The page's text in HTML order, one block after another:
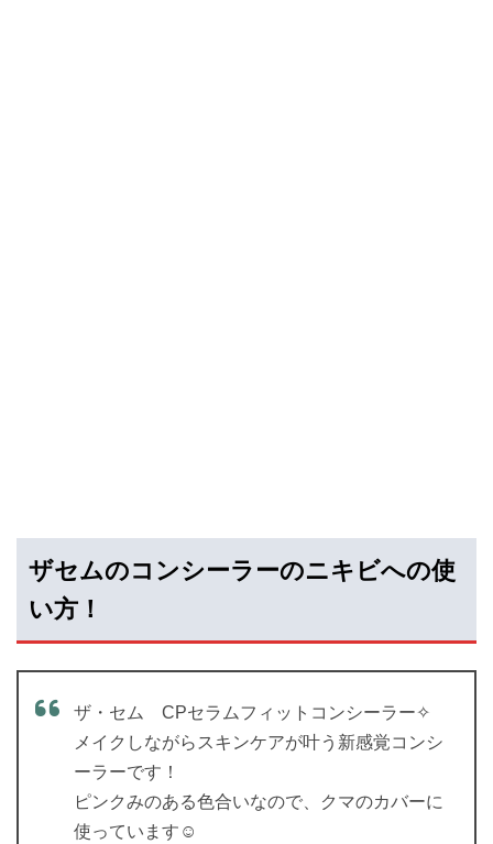
ザセムのコンシーラーのニキビへの使
い方！
ザ・セム CPセラムフィットコンシーラー✧
メイクしながらスキンケアが叶う新感覚コンシ
ーラーです！
ピンクみのある色合いなので、クマのカバーに
使っています☺︎